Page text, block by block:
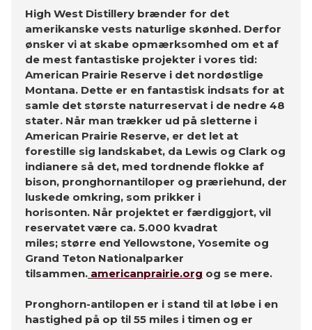
High West Distillery brænder for det
amerikanske vests naturlige skønhed. Derfor
ønsker vi at skabe opmærksomhed om et af
de mest fantastiske projekter i vores tid:
American Prairie Reserve i det nordøstlige
Montana. Dette er en fantastisk indsats for at
samle det største naturreservat i de nedre 48
stater. Når man trækker ud på sletterne i
American Prairie Reserve, er det let at
forestille sig landskabet, da Lewis og Clark og
indianere så det, med tordnende flokke af
bison, pronghornantiloper og præriehund, der
luskede omkring, som prikker i
horisonten. Når projektet er færdiggjort, vil
reservatet være ca. 5.000 kvadrat
miles; større end Yellowstone, Yosemite og
Grand Teton Nationalparker
tilsammen. americanprairie.org og se mere.
Pronghorn-antilopen er i stand til at løbe i en
hastighed på op til 55 miles i timen og er